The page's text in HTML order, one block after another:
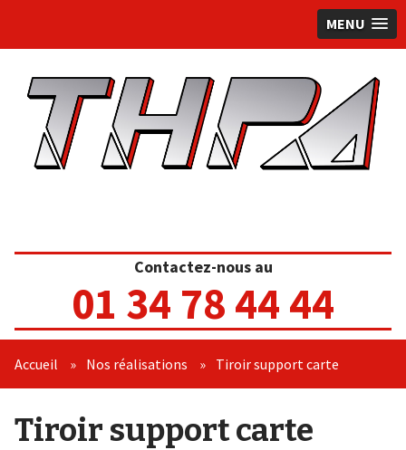
MENU
Contactez-nous au
01 34 78 44 44
Accueil » Nos réalisations » Tiroir support carte
Tiroir support carte